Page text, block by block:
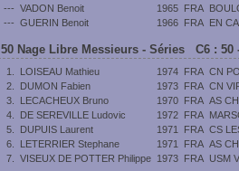
--- VADON Benoit 1965 FRA
--- GUERIN Benoit 1966 FRA EN
50 Nage Libre Messieurs - Séries C6 : 50
1. LOISEAU Mathieu 1974 FRA CN
2.
DUMON Fabien 1973 FRA CN
3.
LECACHEUX Bruno 1970 FRA AS
4.
DE SEREVILLE Ludovic 1972 FRA
5.
DUPUIS Laurent 1971 FRA CS
6.
LETERRIER Stephane 1971 FRA AS
7.
VISEUX DE POTTER Philippe 1973 FRA USM